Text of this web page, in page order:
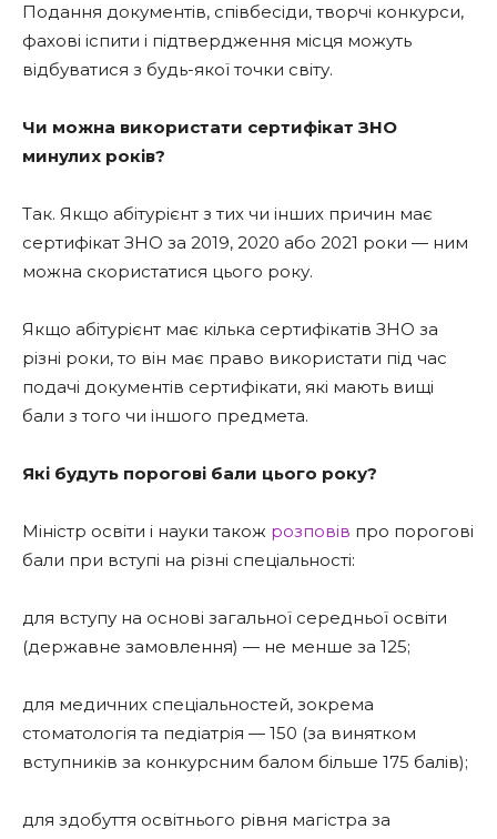
Подання документів, співбесіди, творчі конкурси,
фахові іспити і підтвердження місця можуть
відбуватися з будь-якої точки світу.
Чи можна використати сертифікат ЗНО
минулих років?
Так. Якщо абітурієнт з тих чи інших причин має
сертифікат ЗНО за 2019, 2020 або 2021 роки — ним
можна скористатися цього року.
Якщо абітурієнт має кілька сертифікатів ЗНО за
різні роки, то він має право використати під час
подачі документів сертифікати, які мають вищі
бали з того чи іншого предмета.
Які будуть порогові бали цього року?
Міністр освіти і науки також розповів про порогові
бали при вступі на різні спеціальності:
для вступу на основі загальної середньої освіти
(державне замовлення) — не менше за 125;
для медичних спеціальностей, зокрема
стоматологія та педіатрія — 150 (за винятком
вступників за конкурсним балом більше 175 балів);
для здобуття освітнього рівня магістра за